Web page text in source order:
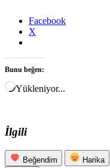
Facebook
X
Bunu beğen:
Yükleniyor...
İlgili
Beğendim Harika